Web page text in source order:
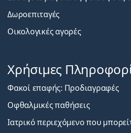
Δωροεπιταγές
Οικολογικές αγορές
Χρήσιμες
Φακοί επαφής: Προδιαγραφές
Οφθαλμικές παθήσεις
Ιατρικό περιεχόμενο που